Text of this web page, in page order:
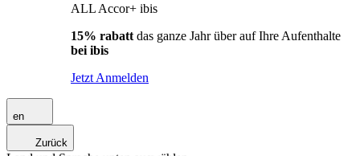
ALL Accor+ ibis
15% rabatt das ganze Jahr über auf Ihre Aufenthalte
bei ibis
Jetzt Anmelden
en
Zurück